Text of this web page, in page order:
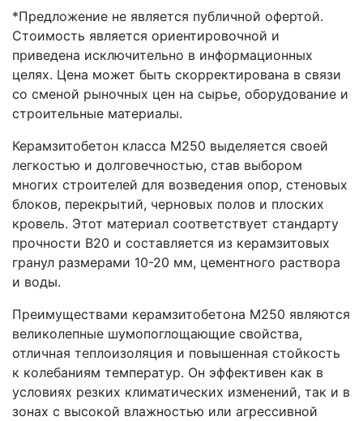
*Предложение не является публичной офертой.
Стоимость является ориентировочной и
приведена исключительно в информационных
целях. Цена может быть скорректирована в связи
со сменой рыночных цен на сырье, оборудование и
строительные материалы.
Керамзитобетон класса М250 выделяется своей
легкостью и долговечностью, став выбором
многих строителей для возведения опор, стеновых
блоков, перекрытий, черновых полов и плоских
кровель. Этот материал соответствует стандарту
прочности В20 и составляется из керамзитовых
гранул размерами 10-20 мм, цементного раствора
и воды.
Преимуществами керамзитобетона М250 являются
великолепные шумопоглощающие свойства,
отличная теплоизоляция и повышенная стойкость
к колебаниям температур. Он эффективен как в
условиях резких климатических изменений, так и в
зонах с высокой влажностью или агрессивной